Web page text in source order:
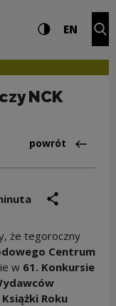
i Wysoki
EN
NCK
Powrót
powrót
czas czytania
że tegoroczny
Centrum
w 61. Konkursie
Roku